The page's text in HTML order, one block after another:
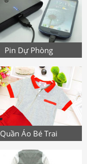
Pin Dự Phòng
Quần Áo Bé Trai